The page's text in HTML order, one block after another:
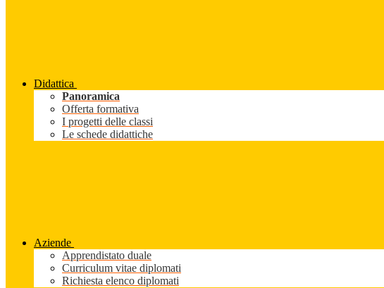
Didattica
Panoramica
Offerta formativa
I progetti delle classi
Le schede didattiche
Aziende
Apprendistato duale
Curriculum vitae diplomati
Richiesta elenco diplomati